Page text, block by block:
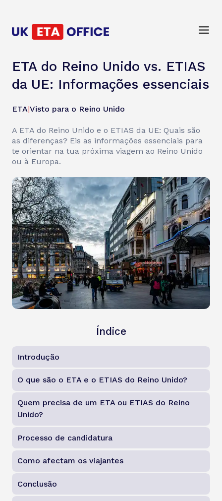
ETA do Reino Unido vs. ETIAS
da UE: Informações essenciais
ETA|Visto para o Reino Unido
A ETA do Reino Unido e o ETIAS da UE: Quais são
as diferenças? Eis as informações essenciais para
te orientar na tua próxima viagem ao Reino Unido
ou à Europa.
Índice
Introdução
O que são o ETA e o ETIAS do Reino Unido?
Quem precisa de um ETA ou ETIAS do Reino
Unido?
Processo de candidatura
Como afectam os viajantes
Conclusão